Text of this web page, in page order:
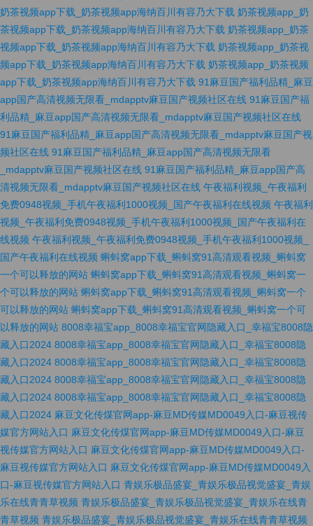
奶茶视频app下载_奶茶视频app海纳百川有容乃大下载 奶茶视频app_奶
茶视频app下载_奶茶视频app海纳百川有容乃大下载 奶茶视频app_奶茶
视频app下载_奶茶视频app海纳百川有容乃大下载 奶茶视频app_奶茶视
频app下载_奶茶视频app海纳百川有容乃大下载 奶茶视频app_奶茶视频
app下载_奶茶视频app海纳百川有容乃大下载 91麻豆国产福利品精_麻豆
app国产高清视频无限看_mdapptv麻豆国产视频社区在线 91麻豆国产福
利品精_麻豆app国产高清视频无限看_mdapptv麻豆国产视频社区在线
91麻豆国产福利品精_麻豆app国产高清视频无限看_mdapptv麻豆国产视
频社区在线 91麻豆国产福利品精_麻豆app国产高清视频无限看
_mdapptv麻豆国产视频社区在线 91麻豆国产福利品精_麻豆app国产高
清视频无限看_mdapptv麻豆国产视频社区在线 午夜福利视频_午夜福利
免费0948视频_手机午夜福利1000视频_国产午夜福利在线视频 午夜福利
视频_午夜福利免费0948视频_手机午夜福利1000视频_国产午夜福利在
线视频 午夜福利视频_午夜福利免费0948视频_手机午夜福利1000视频_
国产午夜福利在线视频 蝌蚪窝app下载_蝌蚪窝91高清观看视频_蝌蚪窝
一个可以释放的网站 蝌蚪窝app下载_蝌蚪窝91高清观看视频_蝌蚪窝一
个可以释放的网站 蝌蚪窝app下载_蝌蚪窝91高清观看视频_蝌蚪窝一个
可以释放的网站 蝌蚪窝app下载_蝌蚪窝91高清观看视频_蝌蚪窝一个可
以释放的网站 8008幸福宝app_8008幸福宝官网隐藏入口_幸福宝8008隐
藏入口2024 8008幸福宝app_8008幸福宝官网隐藏入口_幸福宝8008隐
藏入口2024 8008幸福宝app_8008幸福宝官网隐藏入口_幸福宝8008隐
藏入口2024 8008幸福宝app_8008幸福宝官网隐藏入口_幸福宝8008隐
藏入口2024 8008幸福宝app_8008幸福宝官网隐藏入口_幸福宝8008隐
藏入口2024 麻豆文化传煤官网app-麻豆MD传媒MD0049入口-麻豆视传
媒官方网站入口 麻豆文化传煤官网app-麻豆MD传媒MD0049入口-麻豆
视传媒官方网站入口 麻豆文化传煤官网app-麻豆MD传媒MD0049入口-
麻豆视传媒官方网站入口 麻豆文化传煤官网app-麻豆MD传媒MD0049入
口-麻豆视传媒官方网站入口 青娱乐极品盛宴_青娱乐极品视觉盛宴_青娱
乐在线青青草视频 青娱乐极品盛宴_青娱乐极品视觉盛宴_青娱乐在线青
青草视频 青娱乐极品盛宴_青娱乐极品视觉盛宴_青娱乐在线青青草视频